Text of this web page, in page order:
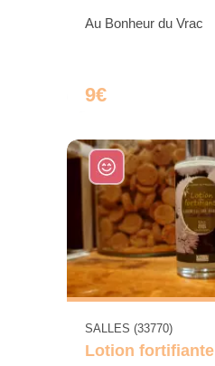
Au Bonheur du Vrac
9€
SALLES (33770)
Lotion fortifiante